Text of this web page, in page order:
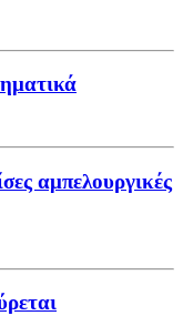
αμπελουργικές